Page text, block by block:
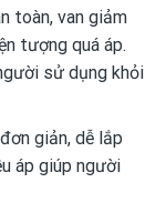
toàn, van giảm
tượng quá áp.
sử dụng khỏi
giản, dễ lắp
áp giúp người